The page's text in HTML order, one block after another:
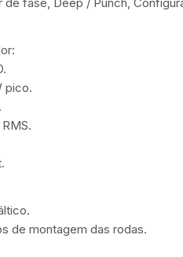
de fase, Deep / Punch,
pico.
de montagem das rodas.